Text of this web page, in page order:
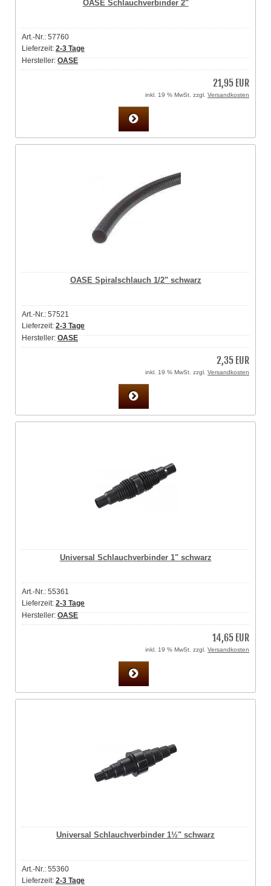
OASE Schlauchverbinder 2"
Art.-Nr.: 57760
Lieferzeit: 2-3 Tage
Hersteller:OASE
21,95 EUR
inkl. 19 % MwSt. zzgl. Versandkosten
OASE Spiralschlauch 1/2" schwarz
Art.-Nr.: 57521
Lieferzeit: 2-3 Tage
Hersteller:OASE
2,35 EUR
inkl. 19 % MwSt. zzgl. Versandkosten
Universal Schlauchverbinder 1" schwarz
Art.-Nr.: 55361
Lieferzeit: 2-3 Tage
Hersteller:OASE
14,65 EUR
inkl. 19 % MwSt. zzgl. Versandkosten
Universal Schlauchverbinder 1½" schwarz
Art.-Nr.: 55360
Lieferzeit: 2-3 Tage